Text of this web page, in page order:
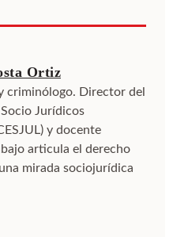
Ortiz
criminólogo. Director del
Jurídicos
y docente
articula el derecho
mirada sociojurídica